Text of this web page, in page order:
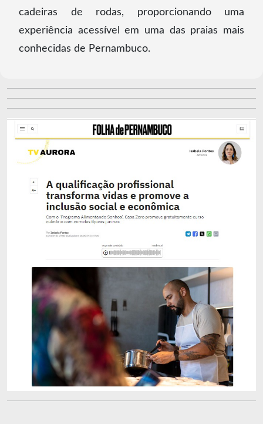
cadeiras de rodas, proporcionando uma
experiência acessível em uma das praias mais
conhecidas de Pernambuco.